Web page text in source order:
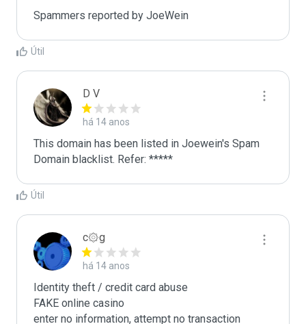
Spammers reported by JoeWein
Útil
D V
há 14 anos
This domain has been listed in Joewein's Spam
Domain blacklist. Refer: *****
Útil
c۞g
há 14 anos
Identity theft / credit card abuse
FAKE online casino
enter no information, attempt no transaction